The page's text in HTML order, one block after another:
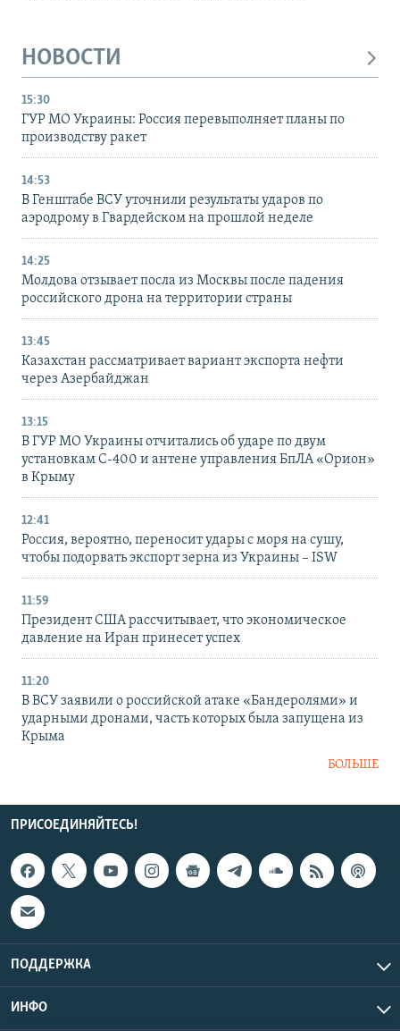
НОВОСТИ
15:30
ГУР МО Украины: Россия перевыполняет планы по
производству ракет
14:53
В Генштабе ВСУ уточнили результаты ударов по
аэродрому в Гвардейском на прошлой неделе
14:25
Молдова отзывает посла из Москвы после падения
российского дрона на территории страны
13:45
Казахстан рассматривает вариант экспорта нефти
через Азербайджан
13:15
В ГУР МО Украины отчитались об ударе по двум
установкам С-400 и антене управления БпЛА «Орион»
в Крыму
12:41
Россия, вероятно, переносит удары с моря на сушу,
чтобы подорвать экспорт зерна из Украины – ISW
11:59
Президент США рассчитывает, что экономическое
давление на Иран принесет успех
11:20
В ВСУ заявили о российской атаке «Бандеролями» и
ударными дронами, часть которых была запущена из
Крыма
БОЛЬШЕ
ПРИСОЕДИНЯЙТЕСЬ!
ПОДДЕРЖКА
ИНФО